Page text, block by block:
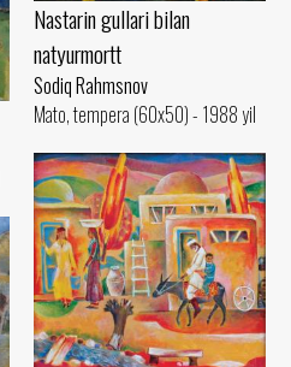
Nastarin gullari bilan
natyurmortt
Sodiq Rahmsnov
Mato, tempera (60x50) - 1988 yil